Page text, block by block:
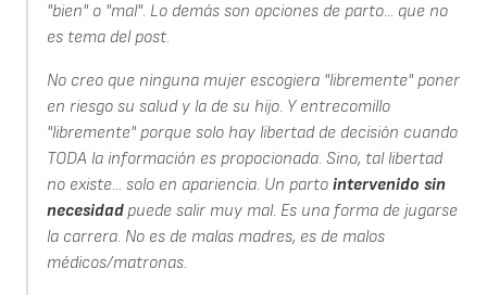
"bien" o "mal". Lo demás son opciones de parto... que no
es tema del post.
No creo que ninguna mujer escogiera "libremente" poner
en riesgo su salud y la de su hijo. Y entrecomillo
"libremente" porque solo hay libertad de decisión cuando
TODA la información es propocionada. Sino, tal libertad
no existe... solo en apariencia. Un parto intervenido sin
necesidadpuede salir muy mal. Es una forma de jugarse
la carrera. No es de malas madres, es de malos
médicos/matronas.